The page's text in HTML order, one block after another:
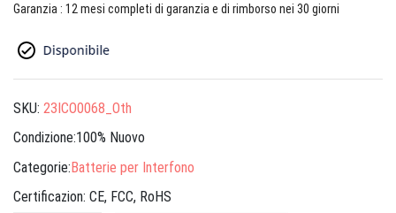
Garanzia : 12 mesi completi di garanzia e di rimborso nei 30 giorni
SKU: 23ICO0068_Oth
Condizione:100% Nuovo
Categorie:Batterie per Interfono
Certificazion: CE, FCC, RoHS